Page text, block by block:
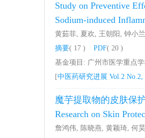
Study on Preventive
Sodium-induced
黄茹菲, 夏欢, 王朝阳, 钟小兰
摘要( 17 ) PDF( 20 )
基金项目: 广州市医学重点
[中医药研究进展 Vol.2 No.2,
魔芋提取物的皮肤保
Research on Skin
詹鸿伟, 陈晓燕, 黄颖琦, 何